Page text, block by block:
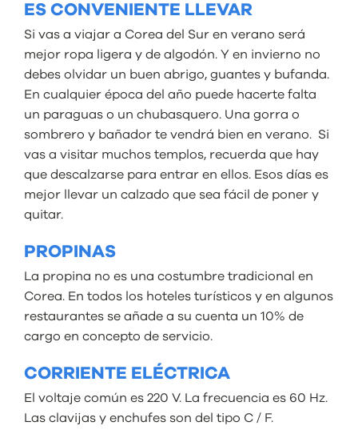
ES CONVENIENTE LLEVAR
Si vas a viajar a Corea del Sur en verano será
mejor ropa ligera y de algodón. Y en invierno no
debes olvidar un buen abrigo, guantes y bufanda.
En cualquier época del año puede hacerte falta
un paraguas o un chubasquero. Una gorra o
sombrero y bañador te vendrá bien en verano. Si
vas a visitar muchos templos, recuerda que hay
que descalzarse para entrar en ellos. Esos días es
mejor llevar un calzado que sea fácil de poner y
quitar.
PROPINAS
La propina no es una costumbre tradicional en
Corea. En todos los hoteles turísticos y en algunos
restaurantes se añade a su cuenta un 10% de
cargo en concepto de servicio.
CORRIENTE ELÉCTRICA
El voltaje común es 220 V. La frecuencia es 60 Hz.
Las clavijas y enchufes son del tipo C / F.